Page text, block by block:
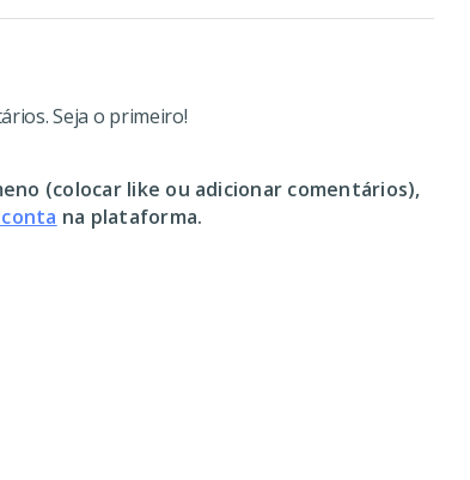
Seja o primeiro!
(colocar like ou adicionar comentários),
na plataforma.